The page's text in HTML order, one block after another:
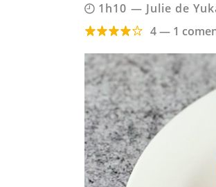
1h10 — Julie de
4 — 1